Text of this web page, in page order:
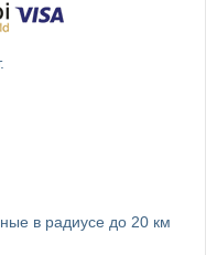
в радиусе до 20 км